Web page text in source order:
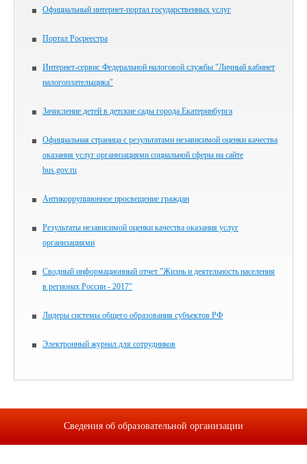
Официальный интернет-портал государственных услуг
Портал Росреестра
Интернет-сервис Федеральной налоговой службы "Личный кабинет
налогоплательщика"
Зачисление детей в детские сады города Екатеринбурга
Официальная страница с результатами независимой оценки качества
оказания услуг организациями социальной сферы на сайте
bus.gov.ru
Антикоррупционное просвещение граждан
Результаты независимой оценки качества оказания услуг
организациями
Сводный информационный отчет "Жизнь и деятельность населения
в регионах России - 2017"
Лидеры системы общего образования субъектов РФ
Электронный журнал для сотрудников
Сведения об образовательной организации